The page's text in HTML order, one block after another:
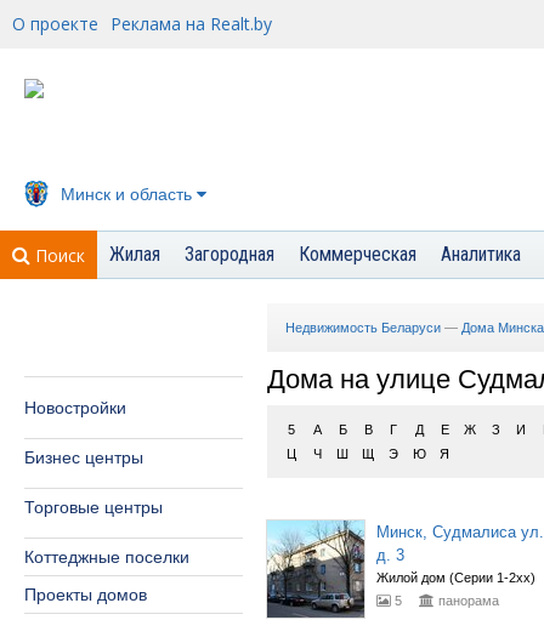
О проекте Реклама на Realt.by
Минск и область
Поиск Жилая Загородная Коммерческая Аналитика
Новостройки
Бизнес центры
Торговые центры
Коттеджные поселки
Проекты домов
Недвижимость Беларуси — Дома Минска
Дома на улице
5 А Б В Г Д Е Ж З И
Ц
Ч Ш Щ Э Ю Я
Минск, Судмалиса
д. 3
Жилой дом (Серии 1-2хх)
5
панорама